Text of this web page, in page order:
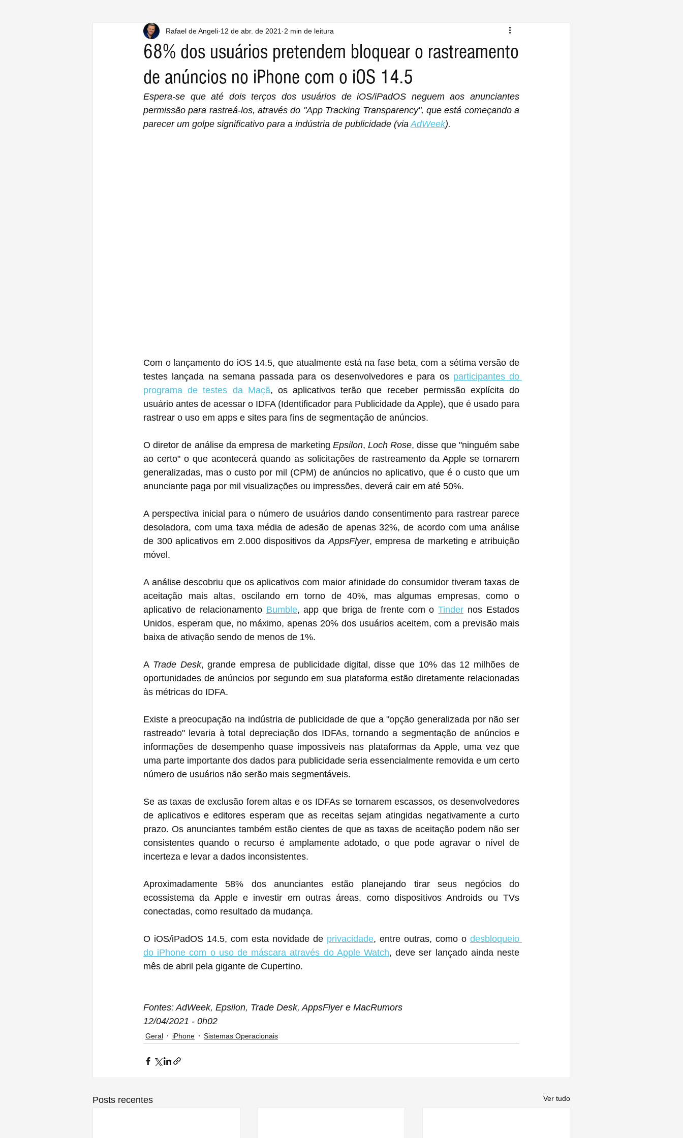
68% dos usuários pretendem bloquear o rastreamento
de anúncios no iPhone com o iOS 14.5
Rafael de Angeli 12 de abr. de 2021 2 min de leitura
Espera-se que até dois terços dos usuários de iOS/iPadOS neguem aos anunciantes
permissão para rastreá-los, através do "App Tracking Transparency", que está começando a
parecer um golpe significativo para a indústria de publicidade (via AdWeek).
Com o lançamento do iOS 14.5, que atualmente está na fase beta, com a sétima versão de
testes lançada na semana passada para os desenvolvedores e para os participantes do
programa de testes da Maçã, os aplicativos terão que receber permissão explícita do
usuário antes de acessar o IDFA (Identificador para Publicidade da Apple), que é usado para
rastrear o uso em apps e sites para fins de segmentação de anúncios.
O diretor de análise da empresa de marketing Epsilon, Loch Rose, disse que "ninguém sabe
ao certo" o que acontecerá quando as solicitações de rastreamento da Apple se tornarem
generalizadas, mas o custo por mil (CPM) de anúncios no aplicativo, que é o custo que um
anunciante paga por mil visualizações ou impressões, deverá cair em até 50%.
A perspectiva inicial para o número de usuários dando consentimento para rastrear parece
desoladora, com uma taxa média de adesão de apenas 32%, de acordo com uma análise
de 300 aplicativos em 2.000 dispositivos da AppsFlyer, empresa de marketing e atribuição
móvel.
A análise descobriu que os aplicativos com maior afinidade do consumidor tiveram taxas de
aceitação mais altas, oscilando em torno de 40%, mas algumas empresas, como o
aplicativo de relacionamento Bumble, app que briga de frente com o Tinder nos Estados
Unidos, esperam que, no máximo, apenas 20% dos usuários aceitem, com a previsão mais
baixa de ativação sendo de menos de 1%.
A Trade Desk, grande empresa de publicidade digital, disse que 10% das 12 milhões de
oportunidades de anúncios por segundo em sua plataforma estão diretamente relacionadas
às métricas do IDFA.
Existe a preocupação na indústria de publicidade de que a "opção generalizada por não ser
rastreado" levaria à total depreciação dos IDFAs, tornando a segmentação de anúncios e
informações de desempenho quase impossíveis nas plataformas da Apple, uma vez que
uma parte importante dos dados para publicidade seria essencialmente removida e um certo
número de usuários não serão mais segmentáveis.
Se as taxas de exclusão forem altas e os IDFAs se tornarem escassos, os desenvolvedores
de aplicativos e editores esperam que as receitas sejam atingidas negativamente a curto
prazo. Os anunciantes também estão cientes de que as taxas de aceitação podem não ser
consistentes quando o recurso é amplamente adotado, o que pode agravar o nível de
incerteza e levar a dados inconsistentes.
Aproximadamente 58% dos anunciantes estão planejando tirar seus negócios do
ecossistema da Apple e investir em outras áreas, como dispositivos Androids ou TVs
conectadas, como resultado da mudança.
O iOS/iPadOS 14.5, com esta novidade de privacidade, entre outras, como o desbloqueio
do iPhone com o uso de máscara através do Apple Watch, deve ser lançado ainda neste
mês de abril pela gigante de Cupertino.
Fontes: AdWeek, Epsilon, Trade Desk, AppsFlyer e MacRumors
12/04/2021 - 0h02
Geral iPhone Sistemas Operacionais
Posts recentes Ver tudo